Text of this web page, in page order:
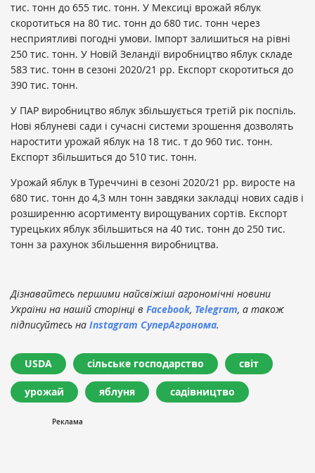
тис. тонн до 655 тис. тонн. У Мексиці врожай яблук
скоротиться на 80 тис. тонн до 680 тис. тонн через
несприятливі погодні умови. Імпорт залишиться на рівні
250 тис. тонн. У Новій Зеландії виробництво яблук складе
583 тис. тонн в сезоні 2020/21 рр. Експорт скоротиться до
390 тис. тонн.
У ПАР виробництво яблук збільшується третій рік поспіль.
Нові яблуневі сади і сучасні системи зрошення дозволять
наростити урожай яблук на 18 тис. т до 960 тис. тонн.
Експорт збільшиться до 510 тис. тонн.
Урожай яблук в Туреччині в сезоні 2020/21 рр. виросте на
680 тис. тонн до 4,3 млн тонн завдяки закладці нових садів і
розширенню асортименту вирощуваних сортів. Експорт
турецьких яблук збільшиться на 40 тис. тонн до 250 тис.
тонн за рахунок збільшення виробництва.
Дізнавайтесь першими найсвіжіші агрономічні новини
України на нашій сторінці в Facebook, Telegram, а також
підписуйтесь на Instagram СуперАгронома.
USDA сільське господарство світ
урожай яблуня садівництво